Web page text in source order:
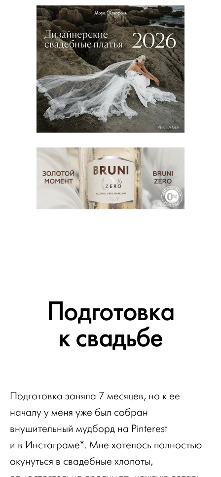
РЕКЛАМА
РЕКЛАМА
Подготовка
к свадьбе
Подготовка заняла 7 месяцев, но к ее
началу у меня уже был собран
внушительный мудборд на Pinterest
и в Инстаграме*. Мне хотелось полностью
окунуться в свадебные хлопоты,